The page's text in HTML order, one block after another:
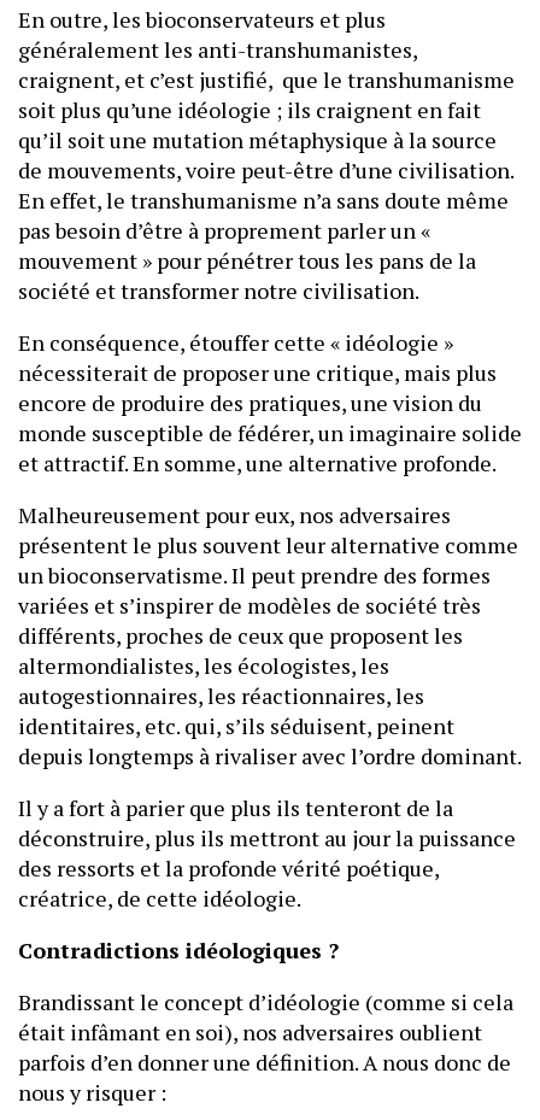
En outre, les bioconservateurs et plus
généralement les anti-transhumanistes,
craignent, et c’est justifié, que le transhumanisme
soit plus qu’une idéologie ; ils craignent en fait
qu’il soit une mutation métaphysique à la source
de mouvements, voire peut-être d’une civilisation.
En effet, le transhumanisme n’a sans doute même
pas besoin d’être à proprement parler un «
mouvement » pour pénétrer tous les pans de la
société et transformer notre civilisation.
En conséquence, étouffer cette « idéologie »
nécessiterait de proposer une critique, mais plus
encore de produire des pratiques, une vision du
monde susceptible de fédérer, un imaginaire solide
et attractif. En somme, une alternative profonde.
Malheureusement pour eux, nos adversaires
présentent le plus souvent leur alternative comme
un bioconservatisme. Il peut prendre des formes
variées et s’inspirer de modèles de société très
différents, proches de ceux que proposent les
altermondialistes, les écologistes, les
autogestionnaires, les réactionnaires, les
identitaires, etc. qui, s’ils séduisent, peinent
depuis longtemps à rivaliser avec l’ordre dominant.
Il y a fort à parier que plus ils tenteront de la
déconstruire, plus ils mettront au jour la puissance
des ressorts et la profonde vérité poétique,
créatrice, de cette idéologie.
Contradictions idéologiques ?
Brandissant le concept d’idéologie (comme si cela
était infâmant en soi), nos adversaires oublient
parfois d’en donner une définition. A nous donc de
nous y risquer :